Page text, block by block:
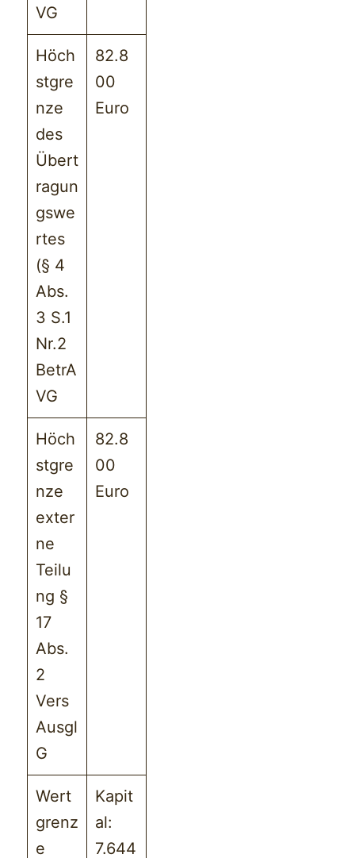
VG
Höch
stgre
nze
des
Übert
ragun
gswe
rtes
(§ 4
Abs.
3 S.1
Nr.2
BetrA
VG
82.8
00
Euro
Höch
stgre
nze
exter
ne
Teilu
ng §
17
Abs.
2
Vers
Ausgl
G
82.8
00
Euro
Wert
grenz
e
Kapit
al:
7.644